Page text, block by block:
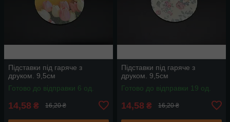
Підставки під гаряче з
друком. 9,5см
Готово до відправки 6 од.
14,58 ₴ 16,20 ₴
Підставки під гаряче з
друком. 9,5см
Готово до відправки 19 од.
14,58 ₴ 16,20 ₴